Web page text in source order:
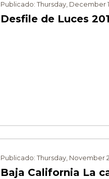
Publicado: Thursday, December
Desfile de Luces
Publicado: Thursday, November
Baja California La